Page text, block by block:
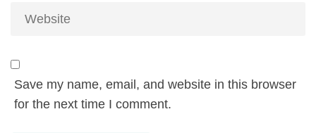
Save my name, email, and website in this browser
for the next time I comment.